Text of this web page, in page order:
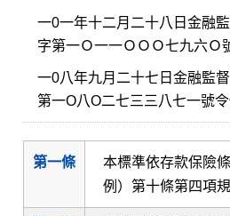
一0一年十二月二十八日金融
字第一Ｏ一一ＯＯＯ七九六Ｏ
一0八年九月二十七日金融監
第一O八O二七三三八七一號
第一條
本標準依存款保險
例）第十條第四項